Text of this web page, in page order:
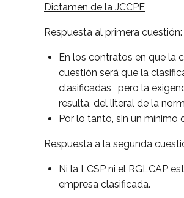
Dictamen de la JCCPE
Respuesta al primera cuestión:
En los contratos en que la
cuestión será que la
clasificadas, pero la
resulta, del literal de la
Por lo tanto, sin un mínimo
Respuesta a la segunda
Ni la LCSP ni el RGLCAP
empresa clasificada.